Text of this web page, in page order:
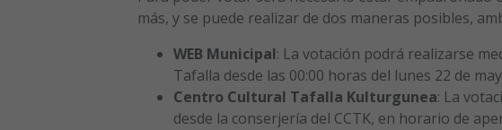
más, y se puede realizar de dos maneras posibles,
WEB Municipal: La votación podrá realizarse
Tafalla desde las 00:00 horas del lunes 22 de
Centro Cultural Tafalla Kulturgunea: La
desde la conserjería del CCTK, en horario de